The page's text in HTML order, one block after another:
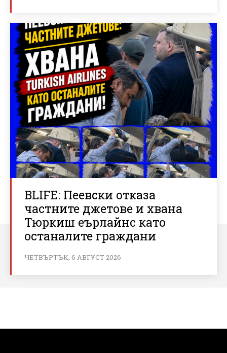
BLIFE: Пеевски отказа
частните джетове и хвана
Тюркиш еърлайнс като
останалите граждани
ЧЕТВЪРТЪК, 6 АВГУСТ 2026